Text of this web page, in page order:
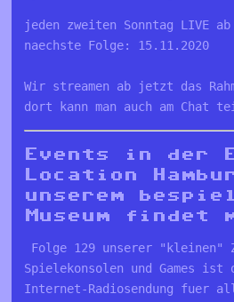
jeden zweiten Sonntag LIVE
naechste Folge: 15.11.2020
Wir streamen ab jetzt das
dort kann man auch am Chat
Events in der
Location
unserem
Museum findet
Folge 129 unserer "kleinen"
Spielekonsolen und Games
Internet-Radiosendung fuer